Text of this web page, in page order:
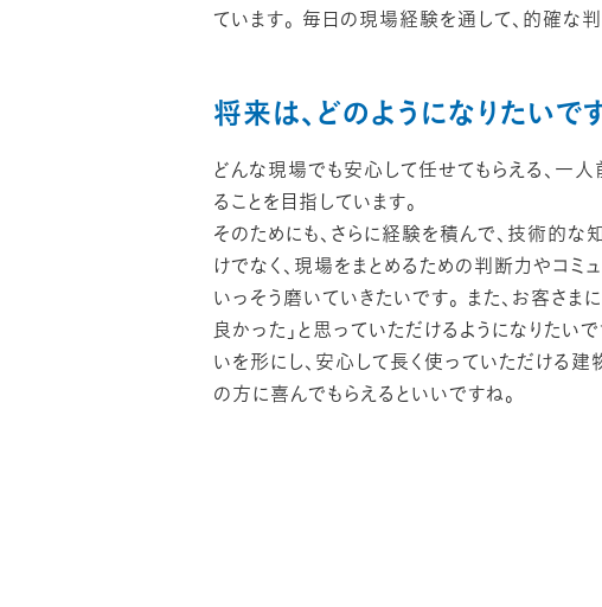
ています。 毎日の現場経験を通して、的確な
将来は、どのようになりたいで
どんな現場でも安心して任せてもらえる、一
ることを目指しています。
そのためにも、さらに経験を積んで、技術的な
けでなく、現場をまとめるための判断力やコミ
いっそう磨いていきたいです。 また、お客さま
良かった」と思っていただけるようになりたい
いを形にし、安心して長く使っていただける建
の方に喜んでもらえるといいですね。